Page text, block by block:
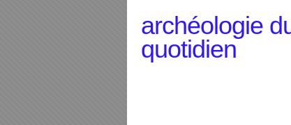
archéologie
quotidien